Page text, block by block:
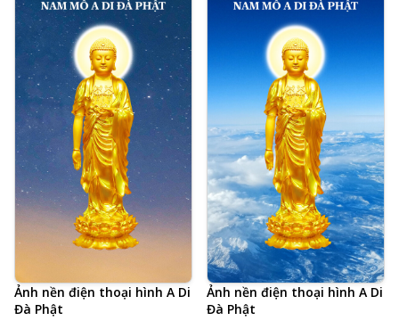
Ảnh nền điện thoại hình A Di
Đà Phật
Ảnh nền điện thoại hình A Di
Đà Phật